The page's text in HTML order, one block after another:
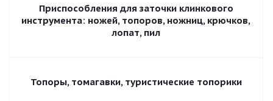
Приспособления для заточки клинкового
инструмента: ножей, топоров, ножниц, крючков,
лопат, пил
Топоры, томагавки, туристические топорики